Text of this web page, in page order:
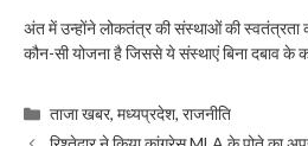
अंत में उन्होंने लोकतंत्र की संस्थाओं की स्वतंत्रता
कौन-सी योजना है जिससे ये संस्थाएं बिना दबाव के
Categories
ताजा खबर,मध्यप्रदेश,राजनीति